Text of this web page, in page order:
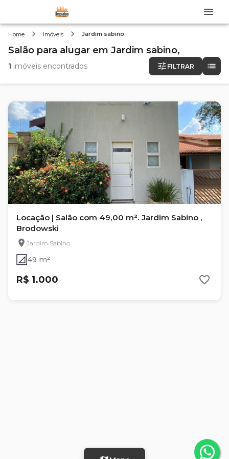
Home Imóveis Jardim sabino
Salão para alugar em Jardim sabino,
1 imóveis encontrados FILTRAR
Locação | Salão com 49,00 m². Jardim Sabino ,
Brodowski
Jardim Sabino
49 m²
R$ 1.000